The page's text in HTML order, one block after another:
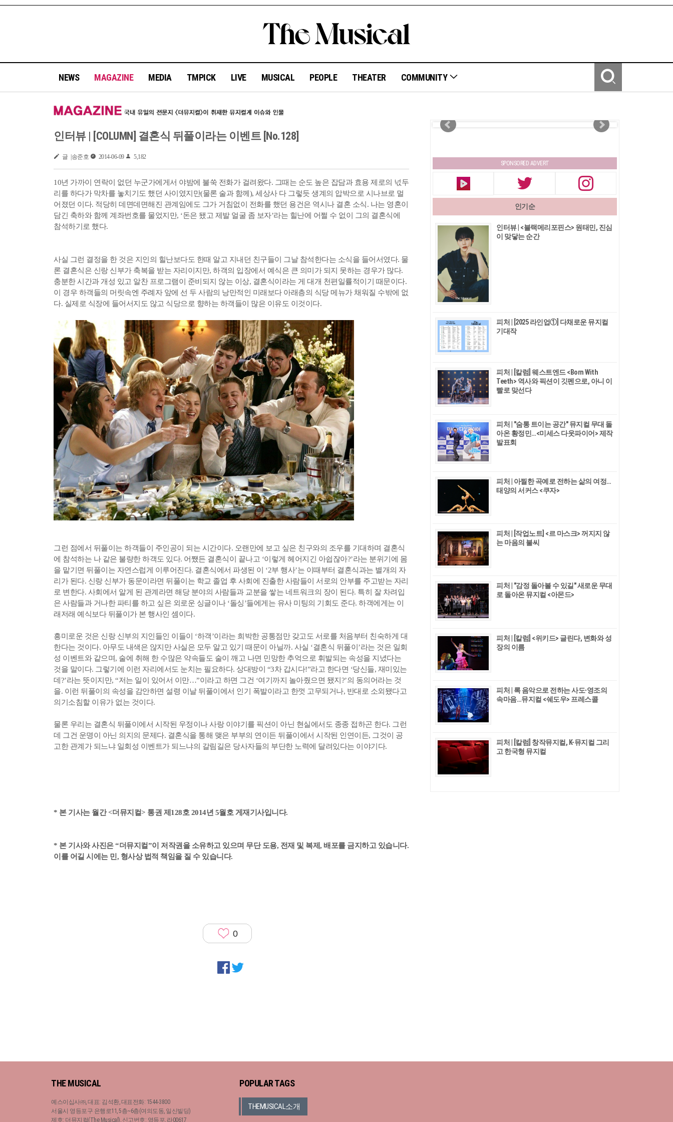
NEWS MAGAZINE MEDIA TMPICK LIVE MUSICAL PEOPLE THEATER COMMUNITY
인터뷰 | [COLUMN] ​결혼식 뒤풀이라는 이벤트 [No.128]
글 |송준호 2014-06-09 5,182
10년 가까이 연락이 없던 누군가에게서 야밤에 불쑥 전화가 걸려왔다. 그때는 순도 높은 잡담과 효용 제로의 넋두
리를 하다가 막차를 놓치기도 했던 사이였지만(물론 술과 함께), 세상사 다 그렇듯 생계의 압박으로 시나브로 멀
어졌던 이다. 적당히 데면데면해진 관계임에도 그가 거침없이 전화를 했던 용건은 역시나 결혼 소식. 나는 영혼이
담긴 축하와 함께 계좌번호를 물었지만, ‘돈은 됐고 제발 얼굴 좀 보자’라는 힐난에 어쩔 수 없이 그의 결혼식에
참석하기로 했다.
사실 그런 결정을 한 것은 지인의 힐난보다도 한때 알고 지내던 친구들이 그날 참석한다는 소식을 들어서였다. 물
론 결혼식은 신랑 신부가 축복을 받는 자리이지만, 하객의 입장에서 예식은 큰 의미가 되지 못하는 경우가 많다.
충분한 시간과 개성 있고 알찬 프로그램이 준비되지 않는 이상, 결혼식이라는 게 대개 천편일률적이기 때문이다.
이 경우 하객들의 머릿속엔 주례자 앞에 선 두 사람의 낭만적인 미래보다 아래층의 식당 메뉴가 채워질 수밖에 없
다. 실제로 식장에 들어서지도 않고 식당으로 향하는 하객들이 많은 이유도 이것이다.
그런 점에서 뒤풀이는 하객들이 주인공이 되는 시간이다. 오랜만에 보고 싶은 친구와의 조우를 기대하며 결혼식
에 참석하는 나 같은 불량한 하객도 있다. 어쨌든 결혼식이 끝나고 ‘이렇게 헤어지긴 아쉽잖아?’라는 분위기에 몸
을 맡기면 뒤풀이는 자연스럽게 이루어진다. 결혼식에서 파생된 이 ‘2부 행사’는 이때부터 결혼식과는 별개의 자
리가 된다. 신랑 신부가 동문이라면 뒤풀이는 학교 졸업 후 사회에 진출한 사람들이 서로의 안부를 주고받는 자리
로 변한다. 사회에서 알게 된 관계라면 해당 분야의 사람들과 교분을 쌓는 네트워크의 장이 된다. 특히 잘 차려입
은 사람들과 거나한 파티를 하고 싶은 외로운 싱글이나 ‘돌싱’들에게는 유사 미팅의 기회도 준다. 하객에게는 이
래저래 예식보다 뒤풀이가 본 행사인 셈이다.
흥미로운 것은 신랑 신부의 지인들인 이들이 ‘하객’이라는 희박한 공통점만 갖고도 서로를 처음부터 친숙하게 대
한다는 것이다. 아무도 내색은 않지만 사실은 모두 알고 있기 때문이 아닐까. 사실 ‘결혼식 뒤풀이’라는 것은 일회
성 이벤트와 같으며, 술에 취해 한 수많은 약속들도 술이 깨고 나면 민망한 추억으로 휘발되는 속성을 지녔다는
것을 말이다. 그렇기에 이런 자리에서도 눈치는 필요하다. 상대방이 “3차 갑시다!”라고 한다면 ‘당신들, 재미있는
데?’라는 뜻이지만, “저는 일이 있어서 이만…”이라고 하면 그건 ‘여기까지 놀아줬으면 됐지?’의 동의어라는 것
을. 이런 뒤풀이의 속성을 감안하면 설령 이날 뒤풀이에서 인기 폭발이라고 한껏 고무되거나, 반대로 소외됐다고
의기소침할 이유가 없는 것이다.
물론 우리는 결혼식 뒤풀이에서 시작된 우정이나 사랑 이야기를 픽션이 아닌 현실에서도 종종 접하곤 한다. 그런
데 그건 운명이 아닌 의지의 문제다. 결혼식을 통해 맺은 부부의 연이든 뒤풀이에서 시작된 인연이든, 그것이 공
고한 관계가 되느냐 일회성 이벤트가 되느냐의 갈림길은 당사자들의 부단한 노력에 달려있다는 이야기다.
* 본 기사는 월간 <더뮤지컬> 통권 제128호 2014년 5월호 게재기사입니다.
* 본 기사와 사진은 “더뮤지컬”이 저작권을 소유하고 있으며 무단 도용, 전재 및 복제, 배포를 금지하고 있습니다.
이를 어길 시에는 민, 형사상 법적 책임을 질 수 있습니다.
0
SPONSORED ADVERT
인기순
인터뷰 | <블랙메리포핀스> 원태민, 진심
이 맞닿는 순간
피처 | [2025 라인업①] 다채로운 뮤지컬
기대작
피처 | [칼럼] 웨스트엔드 <Born With
Teeth> 역사와 픽션이 깃펜으로, 아니 이
빨로 맞선다
피처 | "숨통 트이는 공간" 뮤지컬 무대 돌
아온 황정민…<미세스 다웃파이어> 제작
발표회
피처 | 아찔한 곡예로 전하는 삶의 여정…
태양의 서커스 <쿠자>
피처 | [작업노트] <르 마스크> 꺼지지 않
는 마음의 불씨
피처 | "감정 돌아볼 수 있길" 새로운 무대
로 돌아온 뮤지컬 <아몬드>
피처 | [칼럼] <위키드> 글린다, 변화와 성
장의 이름
피처 | 록 음악으로 전하는 사도∙영조의
속마음…뮤지컬 <쉐도우> 프레스콜
피처 | [칼럼] 창작뮤지컬, K-뮤지컬 그리
고 한국형 뮤지컬
THE MUSICAL
예스이십사㈜, 대표: 김석환, 대표전화: 1544-3800
서울시 영등포구 은행로11, 5층~6층(여의도동, 일신빌딩)
제호: 더뮤지컬(The Musical), 신고번호: 영등포, 라00617
POPULAR TAGS
THEMUSICAL소개